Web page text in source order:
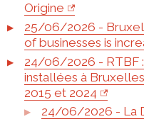
Origine
25/06/2026 -
of businesses is
24/06/2026 - RTBF
installées à
2015 et 2024
24/06/2026 - La